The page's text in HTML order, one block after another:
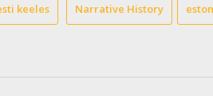
keeles Narrative History